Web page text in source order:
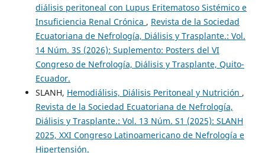
diálisis peritoneal con Lupus Eritematoso Sistémico e
Insuficiencia Renal Crónica , Revista de la Sociedad
Ecuatoriana de Nefrología, Diálisis y Trasplante.: Vol.
14 Núm. 3S (2026): Suplemento: Posters del VI
Congreso de Nefrología, Diálisis y Trasplante, Quito-
Ecuador.
SLANH, Hemodiálisis, Diálisis Peritoneal y Nutrición ,
Revista de la Sociedad Ecuatoriana de Nefrología,
Diálisis y Trasplante.: Vol. 13 Núm. S1 (2025): SLANH
2025, XXI Congreso Latinoamericano de Nefrología e
Hipertensión.